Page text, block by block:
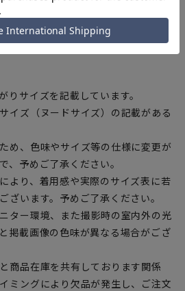
の場合がございます。
サイズを記載しています。
イズ（ヌードサイズ）の記載がある
め、色味やサイズ等の仕様に変更が
、予めご了承ください。
より、着用感や実際のサイズ表に若
ざいます。予めご了承ください。
ター環境、また撮影時の室内外の光
掲載画像の色味が異なる場合がござ
商品在庫を共有しております関係
ミングにより欠品が発生し、ご注文